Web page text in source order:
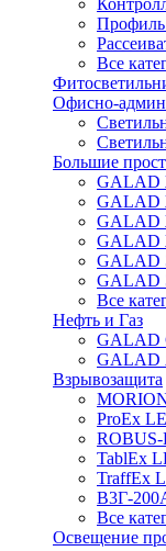
Профиль
Все
Офисно-
Большие
GALAD
GALAD
GALAD
GALAD
Все
Нефть и Газ
GALAD
GALAD
Взрывозащита
ProEx
TablEx
TraffEx
В3Г-
Все
Освещение